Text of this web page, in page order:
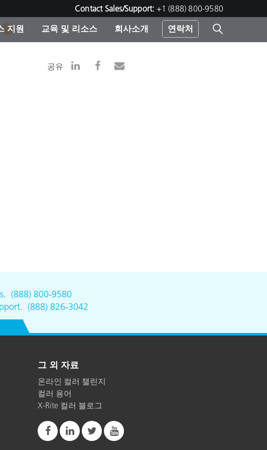
Contact Sales/Support: +1 (888) 800-9580
및 프린터
지원 교육 및 리소스 회사소개 연락처
1
공유
. (888) 800-9580
. (888) 826-3042
그 외 자료
온라인 컬러 챌린지
컬러 용어
X-Rite 컬러 블로그